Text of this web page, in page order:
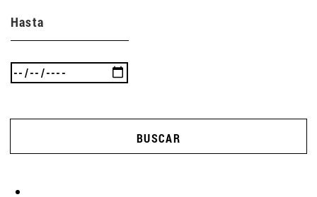
Hasta
BUSCAR